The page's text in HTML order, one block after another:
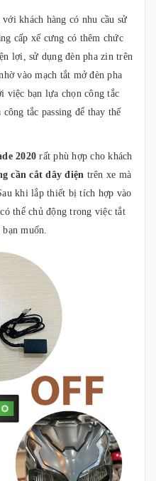
khách hàng có nhu cầu sử
cấp xế cưng có thêm chức
lợi, sử dụng đèn pha zin trên
vào mạch tắt mở đèn pha
bạn lựa chọn công tắc
tắc passing để thay thế
2020 rất phù hợp cho khách
cần cắt dây điện trên xe mà
khi lắp thiết bị tích hợp vào
thể chủ động trong việc tắt
muốn.